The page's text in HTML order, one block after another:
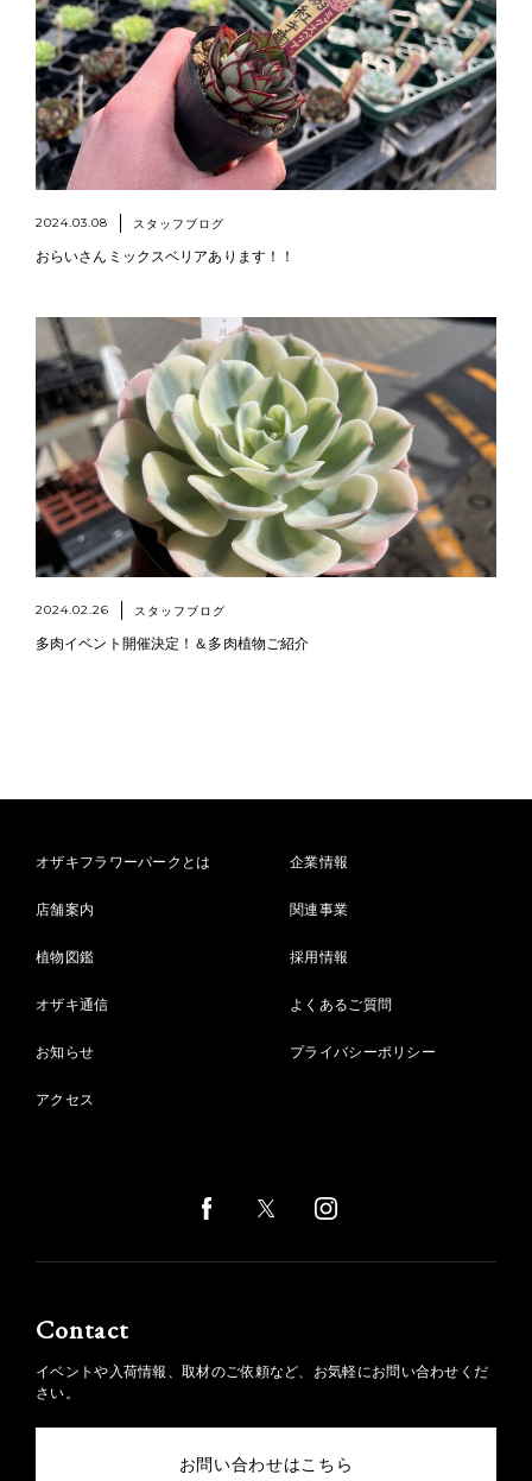
2024.03.08 スタッフブログ
おらいさんミックスベリアあります！！
2024.02.26 スタッフブログ
多肉イベント開催決定！＆多肉植物ご紹介
オザキフラワーパークとは
店舗案内
植物図鑑
オザキ通信
お知らせ
アクセス
企業情報
関連事業
採用情報
よくあるご質問
プライバシーポリシー
Contact
イベントや入荷情報、取材のご依頼など、お気軽にお問い合わせくだ
さい。
お問い合わせはこちら